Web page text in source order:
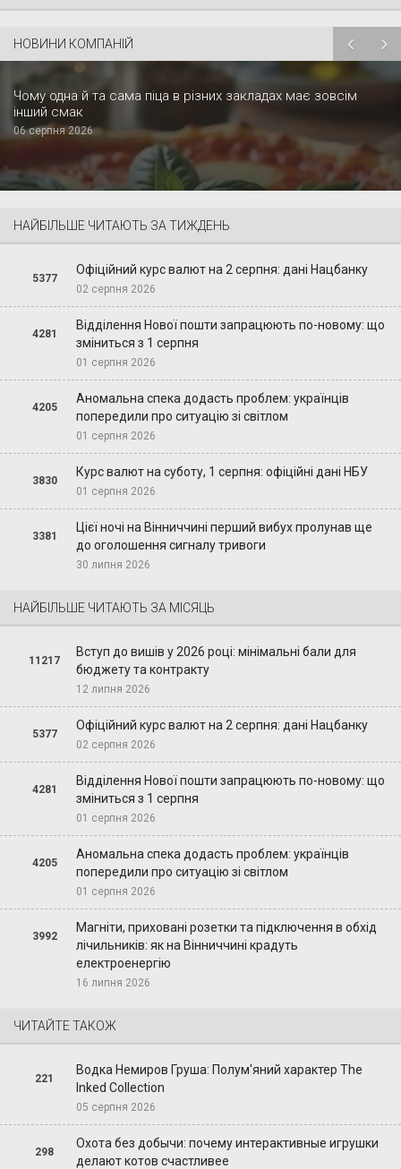
НОВИНИ КОМПАНІЙ
Чому одна й та сама піца в різних закладах має зовсім
інший смак
06 серпня 2026
НАЙБІЛЬШЕ ЧИТАЮТЬ ЗА ТИЖДЕНЬ
5377
Офіційний курс валют на 2 серпня: дані Нацбанку
02 серпня 2026
4281
Відділення Нової пошти запрацюють по-новому: що
зміниться з 1 серпня
01 серпня 2026
4205
Аномальна спека додасть проблем: українців
попередили про ситуацію зі світлом
01 серпня 2026
3830
Курс валют на суботу, 1 серпня: офіційні дані НБУ
01 серпня 2026
3381
Цієї ночі на Вінниччині перший вибух пролунав ще
до оголошення сигналу тривоги
30 липня 2026
НАЙБІЛЬШЕ ЧИТАЮТЬ ЗА МІСЯЦЬ
11217
Вступ до вишів у 2026 році: мінімальні бали для
бюджету та контракту
12 липня 2026
5377
Офіційний курс валют на 2 серпня: дані Нацбанку
02 серпня 2026
4281
Відділення Нової пошти запрацюють по-новому: що
зміниться з 1 серпня
01 серпня 2026
4205
Аномальна спека додасть проблем: українців
попередили про ситуацію зі світлом
01 серпня 2026
3992
Магніти, приховані розетки та підключення в обхід
лічильників: як на Вінниччині крадуть
електроенергію
16 липня 2026
ЧИТАЙТЕ ТАКОЖ
221
Водка Немиров Груша: Полум'яний характер The
Inked Collection
05 серпня 2026
298
Охота без добычи: почему интерактивные игрушки
делают котов счастливее